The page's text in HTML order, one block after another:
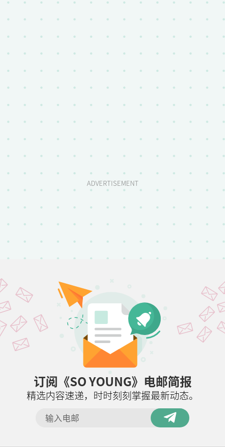
ADVERTISEMENT
订阅《SO YOUNG》电邮简报
精选内容速递，时时刻刻掌握最新动态。